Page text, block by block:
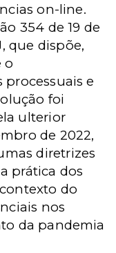
on-line.
354 de 19 de
que dispõe,
o
e
foi
ulterior
de 2022,
diretrizes
prática dos
do
nos
da pandemia